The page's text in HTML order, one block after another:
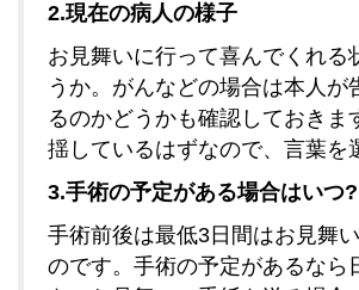
2.現在の病人の様子
お見舞いに行って喜んでくれる
うか。がんなどの場合は本人が
るのかどうかも確認しておきま
揺しているはずなので、言葉を
3.手術の予定がある場合はいつ?
手術前後は最低3日間はお見舞
のです。手術の予定があるなら